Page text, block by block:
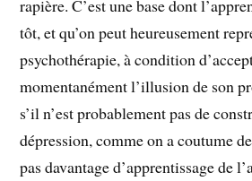
rapière. C’est une base dont
tôt, et qu’on peut heureusement
psychothérapie, à condition
momentanément l’illusion de son
s’il n’est probablement pas de
dépression, comme on a coutume
pas davantage d’apprentissage de